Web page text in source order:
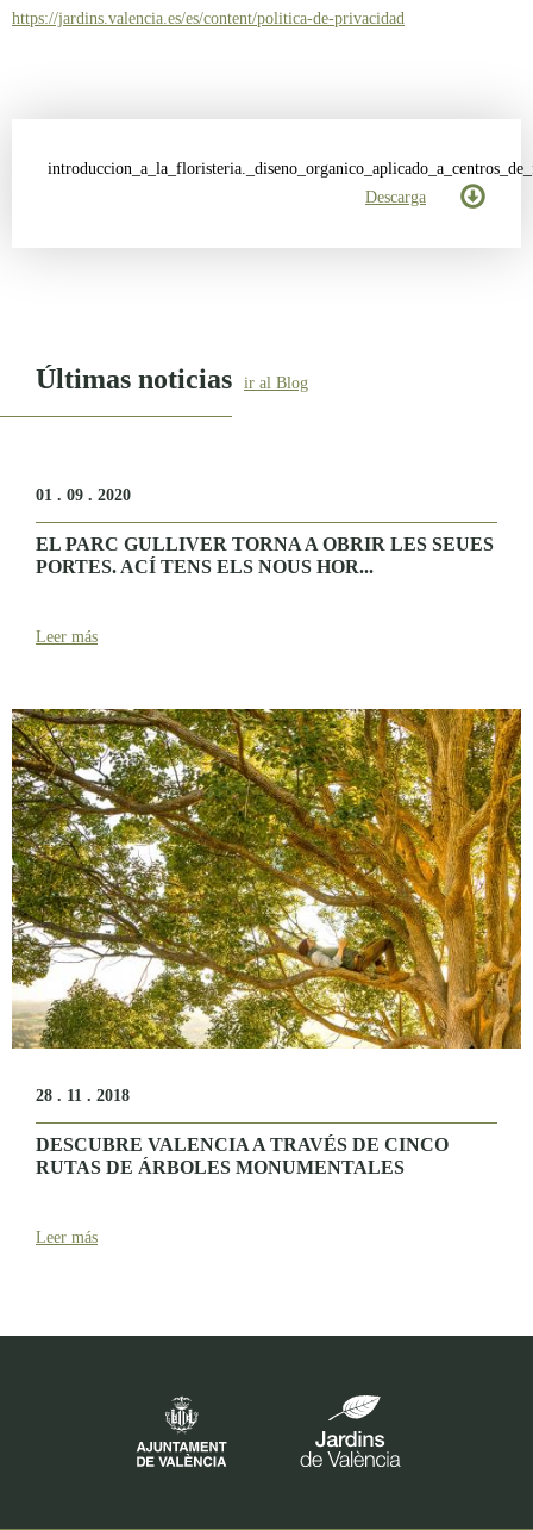
https://jardins.valencia.es/es/content/politica-de-privacidad
Descarga
Últimas noticias ir al Blog
01 . 09 . 2020
EL PARC GULLIVER TORNA A OBRIR LES SEUES
PORTES. ACÍ TENS ELS NOUS HOR...
Leer más
28 . 11 . 2018
DESCUBRE VALENCIA A TRAVÉS DE CINCO
RUTAS DE ÁRBOLES MONUMENTALES
Leer más